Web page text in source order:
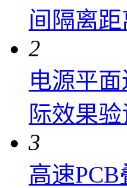
间隔离
2
电源平
际效果验
3
高速